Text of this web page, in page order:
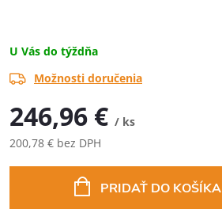
U Vás do týždňa
Možnosti doručenia
246,96 € / ks
200,78 € bez DPH
PRIDAŤ DO KOŠÍKA